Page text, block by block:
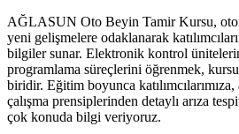
AĞLASUN Oto Beyin Tamir Kursu,
yeni gelişmelere odaklanarak
bilgiler sunar. Elektronik kontrol
programlama süreçlerini öğrenmek,
biridir. Eğitim boyunca
çalışma prensiplerinden detaylı arıza
çok konuda bilgi veriyoruz.